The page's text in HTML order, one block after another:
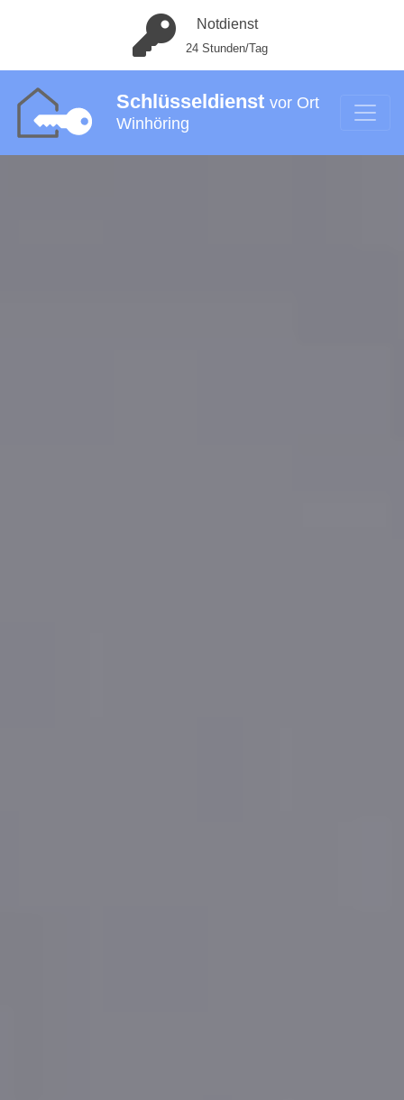
Notdienst
24 Stunden/Tag
Schlüsseldienst vor Ort
Winhöring